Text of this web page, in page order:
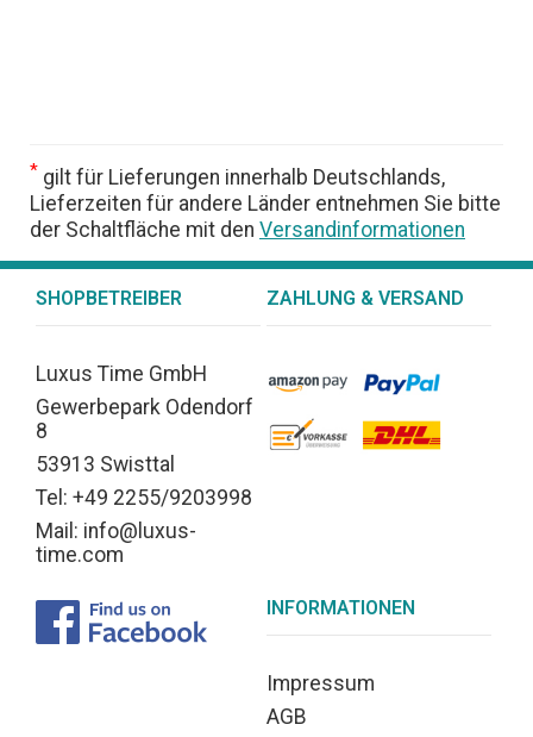
* gilt für Lieferungen innerhalb Deutschlands,
Lieferzeiten für andere Länder entnehmen Sie bitte
der Schaltfläche mit den Versandinformationen
SHOPBETREIBER
Luxus Time GmbH
Gewerbepark Odendorf
8
53913 Swisttal
Tel: +49 2255/9203998
Mail: info@luxus-
time.com
ZAHLUNG & VERSAND
INFORMATIONEN
Impressum
AGB